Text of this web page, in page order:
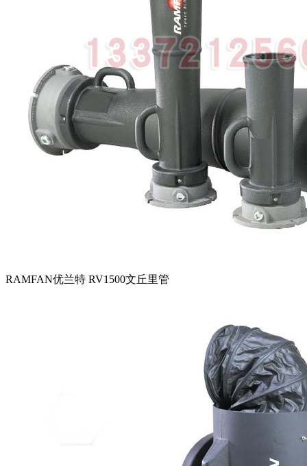
RAMFAN优兰特 RV1500文丘里管